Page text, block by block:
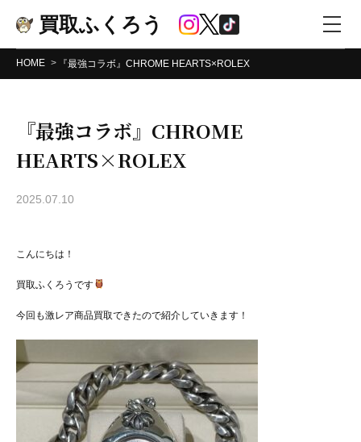
買取ふくろう
HOME 『最強コラボ』CHROME HEARTS×ROLEX
『最強コラボ』CHROME
HEARTS×ROLEX
2025.07.10
こんにちは！
買取ふくろうです
今回も激レア商品買取できたので紹介していきます！